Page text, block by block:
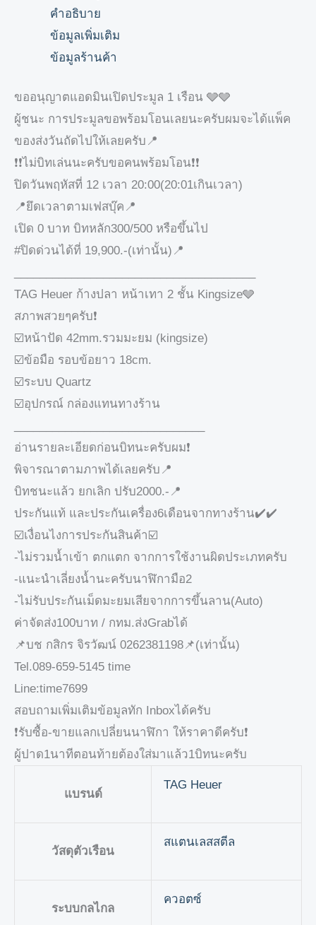
คำอธิบาย
ข้อมูลเพิ่มเติม
ข้อมูลร้านค้า
ขออนุญาตแอดมินเปิดประมูล 1 เรือน 🩶🩶
ผู้ชนะ การประมูลขอพร้อมโอนเลยนะครับผมจะได้แพ็ค
ของส่งวันถัดไปให้เลยครับ📍
❗️❗️ไม่บิทเล่นนะครับขอคนพร้อมโอน❗️❗️
ปิดวันพฤหัสที่ 12 เวลา 20:00(20:01เกินเวลา)
📍ยึดเวลาตามเฟสบุ๊ค📍
เปิด 0 บาท บิทหลัก300/500 หรือขึ้นไป
#ปิดด่วนได้ที่ 19,900.-(เท่านั้น)📍
TAG Heuer ก้างปลา หน้าเทา 2 ชั้น Kingsize🩶
สภาพสวยๆครับ❗️
☑️หน้าปัด 42mm.รวมมะยม (kingsize)
☑️ข้อมือ รอบข้อยาว 18cm.
☑️ระบบ Quartz
☑️อุปกรณ์ กล่องแทนทางร้าน
อ่านรายละเอียดก่อนบิทนะครับผม❗️
พิจารณาตามภาพได้เลยครับ📍
บิทชนะแล้ว ยกเลิก ปรับ2000.-📍
ประกันแท้ และประกันเครื่อง6เดือนจากทางร้าน✔️✔️
☑️เงื่อนไงการประกันสินค้า☑️
-ไม่รวมน้ำเข้า ตกแตก จากการใช้งานผิดประเภทครับ
-แนะนำเลี่ยงน้ำนะครับนาฬิกามือ2
-ไม่รับประกันเม็ดมะยมเสียจากการขึ้นลาน(Auto)
ค่าจัดส่ง100บาท / กทม.ส่งGrabได้
📌บช กสิกร จิรวัฒน์ 0262381198📌(เท่านั้น)
Tel.089-659-5145 time
Line:time7699
สอบถามเพิ่มเติมข้อมูลทัก Inboxได้ครับ
❗️รับซื้อ-ขายแลกเปลี่ยนนาฬิกา ให้ราคาดีครับ❗️
ผู้ปาด1นาทีตอนท้ายต้องใส่มาแล้ว1บิทนะครับ
แบรนด์
TAG Heuer
วัสดุตัวเรือน
สแตนเลสสตีล
ระบบกลไกล
ควอตซ์